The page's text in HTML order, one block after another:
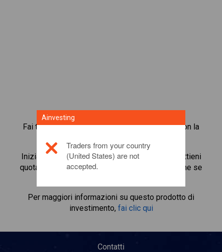
Fai trading in oltre 1.000 azioni internazionali con la
Inizia a fare trading in CFD suMazda Motor
. Ottieni
quotazioni in tempo reale e ricevi dividendi, come se
Per maggiori informazioni su questo prodotto di
investimento, fai clic qui
Contatti
Ainvesting
Traders from your country
(United States) are not
accepted.